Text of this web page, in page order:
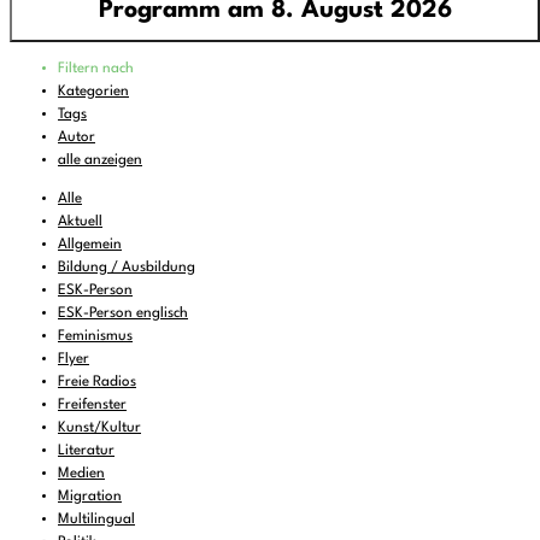
Programm am 8. August 2026
01:00
06:00 - 07:00
07:00
08:00
08:16 - 09:00 Musik zum Aufstehen oder Liegenbleiben
09:00 - 11:00 ReMix
11:00
11:06 - 12:00
12:00 - 13:00
13:00
13:06 - 14:00
Filtern nach
Kategorien
Tags
Autor
alle anzeigen
Alle
Aktuell
Allgemein
Bildung / Ausbildung
ESK-Person
ESK-Person englisch
Feminismus
Flyer
Freie Radios
Freifenster
Kunst/Kultur
Literatur
Medien
Migration
Multilingual